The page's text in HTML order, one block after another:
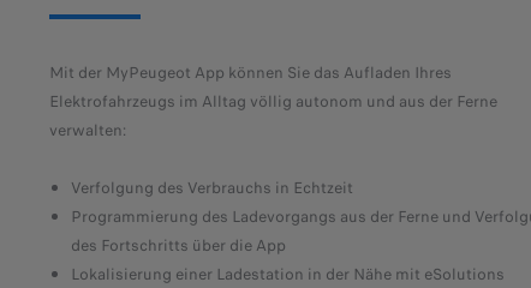
Mit der MyPeugeot App können Sie das Aufladen Ihres
Elektrofahrzeugs im Alltag völlig autonom und aus der Ferne
verwalten:
Verfolgung des Verbrauchs in Echtzeit
Programmierung des Ladevorgangs aus der Ferne und
des Fortschritts über die App
Lokalisierung einer Ladestation in der Nähe mit eSolutions